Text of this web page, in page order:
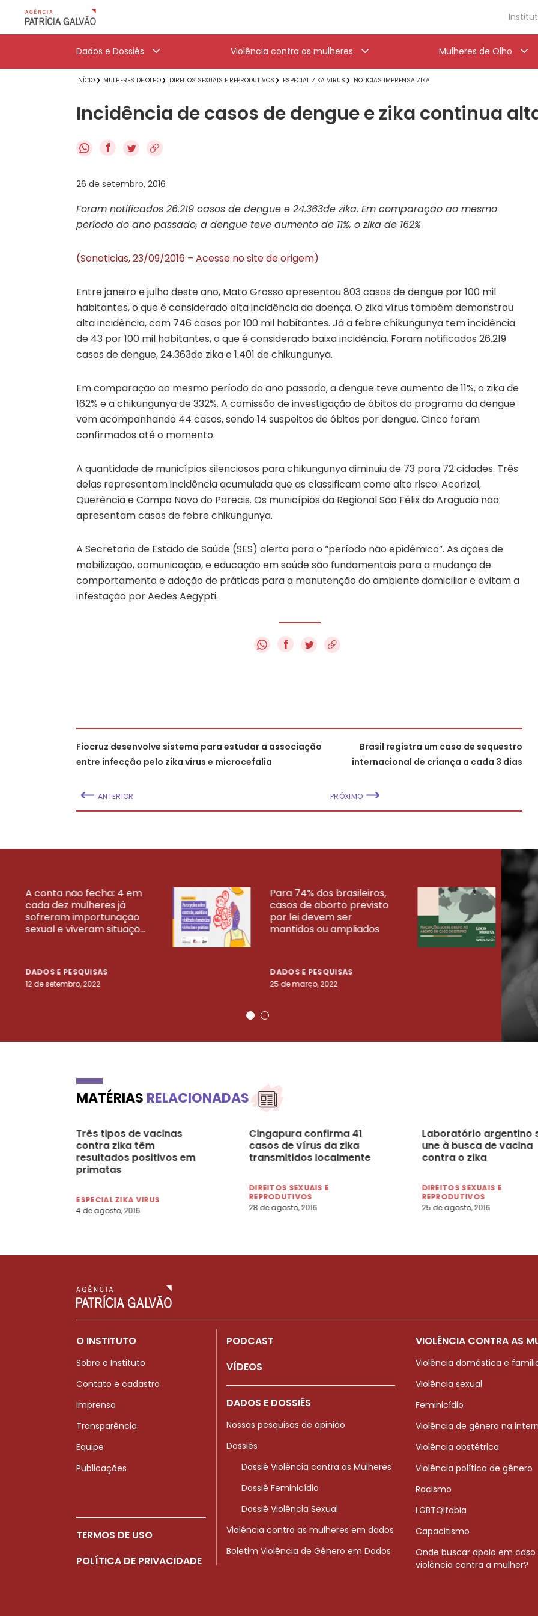
Dados e Dossiês Violência contra as mulheres Mulheres de Olho
INÍCIO MULHERES DE OLHO DIREITOS SEXUAIS E REPRODUTIVOS ESPECIAL ZIKA VIRUS NOTICIAS IMPRENSA ZIKA
Incidência de casos de dengue e zika continua
f
26 de setembro, 2016
Foram notificados 26.219 casos de dengue e 24.363de zika. Em comparação ao mesmo
período do ano passado, a dengue teve aumento de 11%, o zika de 162%
(Sonoticias, 23/09/2016 – Acesse no site de origem)
Entre janeiro e julho deste ano, Mato Grosso apresentou 803 casos de dengue por 100 mil
habitantes, o que é considerado alta incidência da doença. O zika vírus também demonstrou
alta incidência, com 746 casos por 100 mil habitantes. Já a febre chikungunya tem incidência
de 43 por 100 mil habitantes, o que é considerado baixa incidência. Foram notificados 26.219
casos de dengue, 24.363de zika e 1.401 de chikungunya.
Em comparação ao mesmo período do ano passado, a dengue teve aumento de 11%, o zika de
162% e a chikungunya de 332%. A comissão de investigação de óbitos do programa da dengue
vem acompanhando 44 casos, sendo 14 suspeitos de óbitos por dengue. Cinco foram
confirmados até o momento.
A quantidade de municípios silenciosos para chikungunya diminuiu de 73 para 72 cidades. Três
delas representam incidência acumulada que as classificam como alto risco: Acorizal,
Querência e Campo Novo do Parecis. Os municípios da Regional São Félix do Araguaia não
apresentam casos de febre chikungunya.
A Secretaria de Estado de Saúde (SES) alerta para o “período não epidêmico”. As ações de
mobilização, comunicação, e educação em saúde são fundamentais para a mudança de
comportamento e adoção de práticas para a manutenção do ambiente domiciliar e evitam a
infestação por Aedes Aegypti.
f
Fiocruz desenvolve sistema para estudar a associação
entre infecção pelo zika vírus e microcefalia
ANTERIOR
Brasil registra um caso de sequestro
internacional de criança a cada 3 dias
PRÓXIMO
A conta não fecha: 4 em
cada dez mulheres já
sofreram importunação
sexual e viveram situaçõ...
DADOS E PESQUISAS
12 de setembro, 2022
Para 74% dos brasileiros,
casos de aborto previsto
por lei devem ser
mantidos ou ampliados
DADOS E PESQUISAS
25 de março, 2022
23
VEJA MAIS PESQUISAS
MATÉRIAS RELACIONADAS
Três tipos de vacinas
contra zika têm
resultados positivos em
primatas
ESPECIAL ZIKA VIRUS
4 de agosto, 2016
Cingapura confirma 41
casos de vírus da zika
transmitidos localmente
DIREITOS SEXUAIS E
REPRODUTIVOS
28 de agosto, 2016
Laboratório argentino
une à busca de vacina
contra o zika
DIREITOS SEXUAIS E
REPRODUTIVOS
25 de agosto, 2016
O INSTITUTO
Sobre o Instituto
Contato e cadastro
Imprensa
Transparência
Equipe
Publicações
TERMOS DE USO
POLÍTICA DE PRIVACIDADE
PODCAST
VÍDEOS
DADOS E DOSSIÊS
Nossas pesquisas de opinião
Dossiês
Dossiê Violência contra as Mulheres
Dossiê Feminicídio
Dossiê Violência Sexual
Violência contra as mulheres em dados
Boletim Violência de Gênero em Dados
VIOLÊNCIA CONTRA AS
Violência doméstica e
Violência sexual
Feminicídio
Violência de gênero na
Violência obstétrica
Violência política de gênero
Racismo
LGBTQIfobia
Capacitismo
Onde buscar apoio em caso
violência contra a mulher?